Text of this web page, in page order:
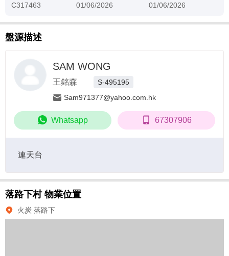
C317463
01/06/2026
01/06/2026
盤源描述
SAM WONG
王銘森
S-495195
Sam971377@yahoo.com.hk
Whatsapp 67307906
連天台
落路下村物業位置
火炭 落路下